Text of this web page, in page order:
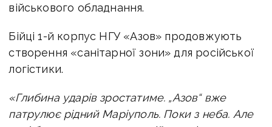
військового обладнання.
Бійці 1-й корпус НГУ «Азов» продовжують
створення «санітарної зони» для російської
логістики.
«Глибина ударів зростатиме. „Азов“ вже
патрулює рідний Маріуполь. Поки з неба. Але